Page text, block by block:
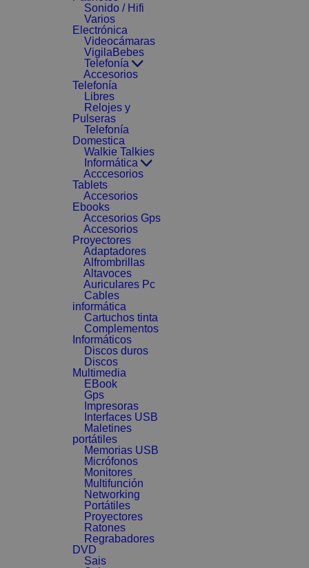
Sonido / Hifi
Varios
Electrónica
Videocámaras
VigilaBebes
Telefonía
Accesorios
Telefonía
Libres
Relojes y
Pulseras
Telefonía
Domestica
Walkie Talkies
Informática
Acccesorios
Tablets
Accesorios
Ebooks
Accesorios Gps
Accesorios
Proyectores
Adaptadores
Alfrombrillas
Altavoces
Auriculares Pc
Cables
informática
Cartuchos tinta
Complementos
Informáticos
Discos duros
Discos
Multimedia
EBook
Gps
Impresoras
Interfaces USB
Maletines
portátiles
Memorias USB
Micrófonos
Monitores
Multifunción
Networking
Portátiles
Proyectores
Ratones
Regrabadores
DVD
Sais